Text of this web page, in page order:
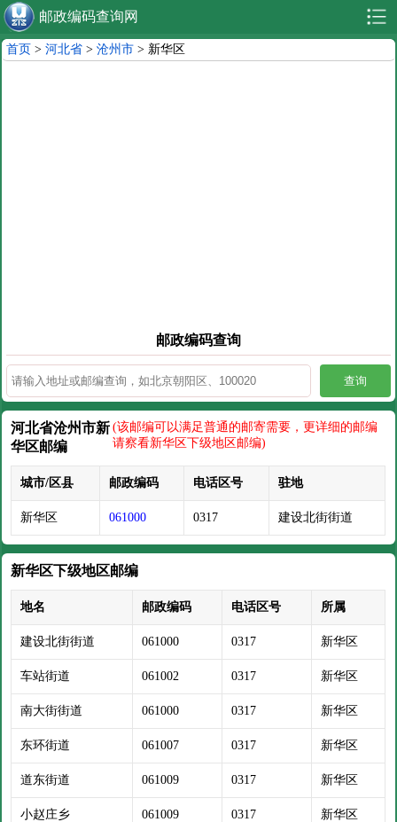
邮政编码查询网
首页 >河北省 >沧州市 > 新华区
邮政编码查询
查询
河北省沧州市新
华区邮编
(该邮编可以满足普通的邮寄需要，更详细的邮编
请察看新华区下级地区邮编)
城市/区县 邮政编码 电话区号 驻地
新华区 061000 0317 建设北街街道
新华区下级地区邮编
地名 邮政编码 电话区号 所属
建设北街街道 061000 0317 新华区
车站街道 061002 0317 新华区
南大街街道 061000 0317 新华区
东环街道 061007 0317 新华区
道东街道 061009 0317 新华区
小赵庄乡 061009 0317 新华区